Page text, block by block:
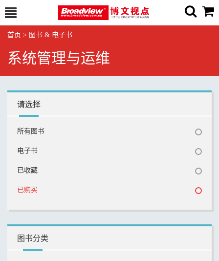
首页 > 图书 & 电子书
系统管理与运维
请选择
所有图书
电子书
已收藏
已购买
图书分类